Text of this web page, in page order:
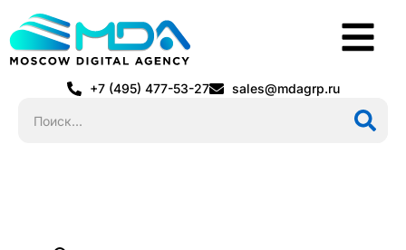
+7 (495) 477-53-27 sales@mdagrp.ru